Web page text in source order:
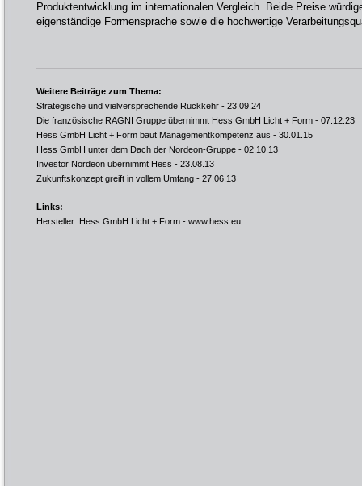
Produktentwicklung im internationalen Vergleich. Beide Preise
eigenständige Formensprache sowie die hochwertige
Weitere Beiträge zum Thema:
Strategische und vielversprechende Rückkehr - 23.09.24
Die französische RAGNI Gruppe übernimmt Hess GmbH Licht + Form - 07.12.23
Hess GmbH Licht + Form baut Managementkompetenz aus - 30.01.15
Hess GmbH unter dem Dach der Nordeon-Gruppe - 02.10.13
Investor Nordeon übernimmt Hess - 23.08.13
Zukunftskonzept greift in vollem Umfang - 27.06.13
Links:
Hersteller: Hess GmbH Licht + Form - www.hess.eu